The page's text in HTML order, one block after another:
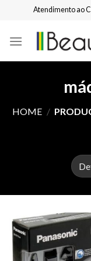
content
Atendimento ao
HOME /